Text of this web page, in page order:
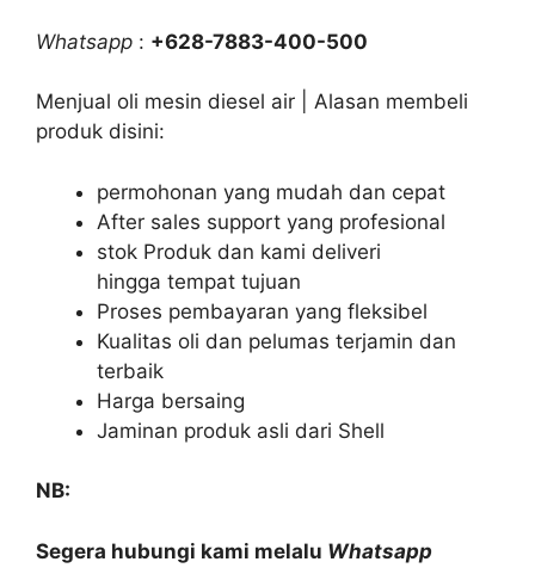
Whatsapp : +628-7883-400-500
Menjual oli mesin diesel air | Alasan membeli
produk disini:
permohonan yang mudah dan cepat
After sales support yang profesional
stok Produk dan kami deliveri
hingga tempat tujuan
Proses pembayaran yang fleksibel
Kualitas oli dan pelumas terjamin dan
terbaik
Harga bersaing
Jaminan produk asli dari Shell
NB:
Segera hubungi kami melalu Whatsapp